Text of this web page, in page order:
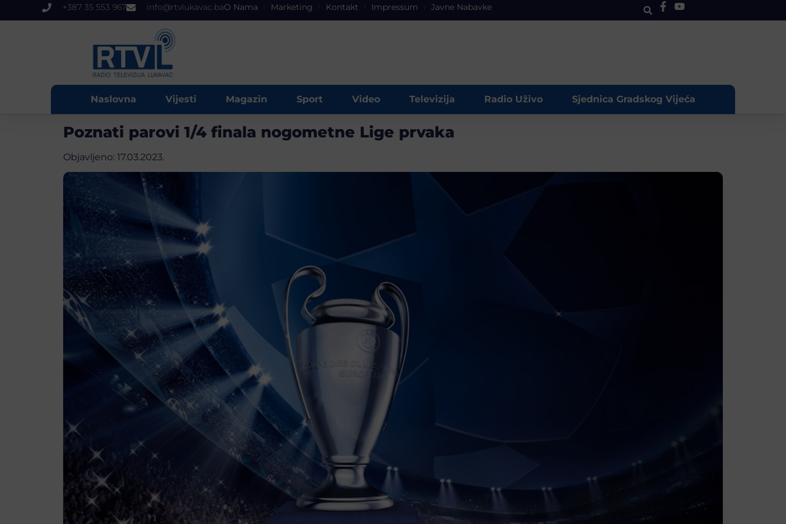
+387 35 553 967 info@rtvlukavac.baO Nama Marketing Kontakt Impressum Javne Nabavke
Naslovna Vijesti Magazin Sport Video Televizija Radio Uživo Sjednica Gradskog Vijeća
Poznati parovi 1/4 finala nogometne Lige prvaka
Objavljeno: 17.03.2023.